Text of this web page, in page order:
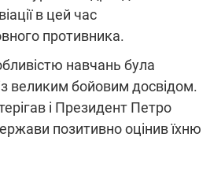
в цей час
противника.
навчань була
великим бойовим досвідом.
і Президент Петро
позитивно оцінив їхню